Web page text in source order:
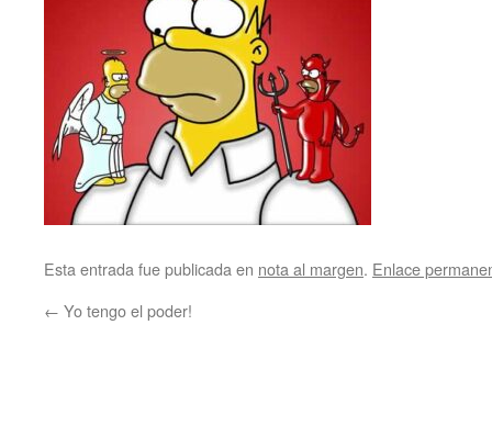
Esta entrada fue publicada en nota al margen. Enlace
← Yo tengo el poder!